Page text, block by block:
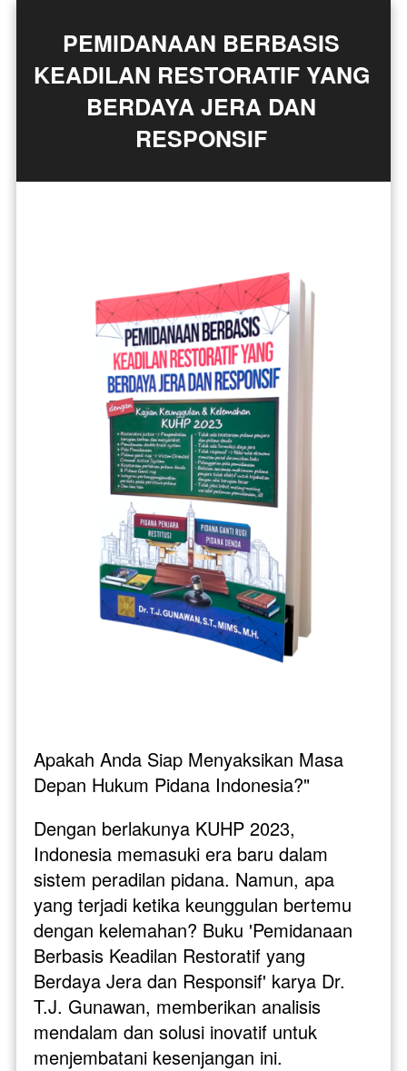
PEMIDANAAN BERBASIS
KEADILAN RESTORATIF YANG
BERDAYA JERA DAN
RESPONSIF
Apakah Anda Siap Menyaksikan Masa
Depan Hukum Pidana Indonesia?"
Dengan berlakunya KUHP 2023,
Indonesia memasuki era baru dalam
sistem peradilan pidana. Namun, apa
yang terjadi ketika keunggulan bertemu
dengan kelemahan? Buku 'Pemidanaan
Berbasis Keadilan Restoratif yang
Berdaya Jera dan Responsif' karya Dr.
T.J. Gunawan, memberikan analisis
mendalam dan solusi inovatif untuk
menjembatani kesenjangan ini.